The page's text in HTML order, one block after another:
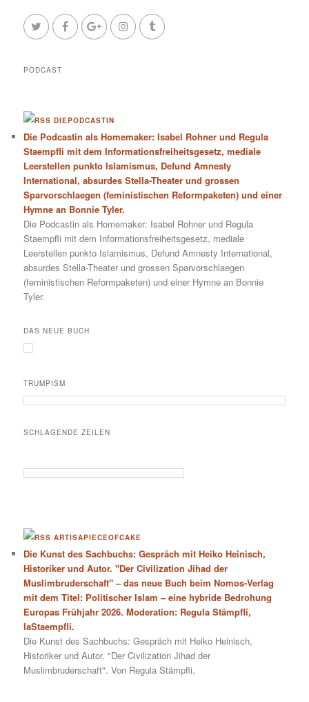
PODCAST
DIEPODCASTIN
Die Podcastin als Homemaker: Isabel Rohner und Regula
Staempfli mit dem Informationsfreiheitsgesetz, mediale
Leerstellen punkto Islamismus, Defund Amnesty
International, absurdes Stella-Theater und grossen
Sparvorschlaegen (feministischen Reformpaketen) und einer
Hymne an Bonnie Tyler.
Die Podcastin als Homemaker: Isabel Rohner und Regula
Staempfli mit dem Informationsfreiheitsgesetz, mediale
Leerstellen punkto Islamismus, Defund Amnesty International,
absurdes Stella-Theater und grossen Sparvorschlaegen
(feministischen Reformpaketen) und einer Hymne an Bonnie
Tyler.
DAS NEUE BUCH
TRUMPISM
SCHLAGENDE ZEILEN
ARTISAPIECEOFCAKE
Die Kunst des Sachbuchs: Gespräch mit Heiko Heinisch,
Historiker und Autor. "Der Civilization Jihad der
Muslimbruderschaft" – das neue Buch beim Nomos-Verlag
mit dem Titel: Politischer Islam – eine hybride Bedrohung
Europas Frühjahr 2026. Moderation: Regula Stämpfli,
laStaempfli.
Die Kunst des Sachbuchs: Gespräch mit Heiko Heinisch,
Historiker und Autor. "Der Civilization Jihad der
Muslimbruderschaft". Von Regula Stämpfli.